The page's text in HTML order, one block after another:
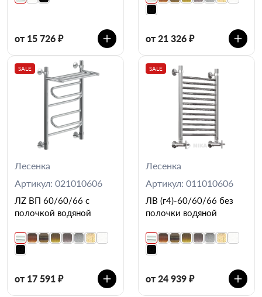
от 15 726 ₽ от 21 326 ₽
SALE
Лесенка
Артикул: 021010606
ЛZ ВП 60/60/66 с
полочкой водяной
от 17 591 ₽
SALE
Лесенка
Артикул: 011010606
ЛВ (г4)-60/60/66 без
полочки водяной
от 24 939 ₽